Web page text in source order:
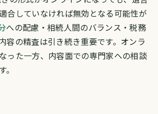
合していなければ無効となる可能性が
への配慮・相続人間のバランス・税務
容の精査は引き続き重要です。オンラ
った一方、内容面での専門家への相談